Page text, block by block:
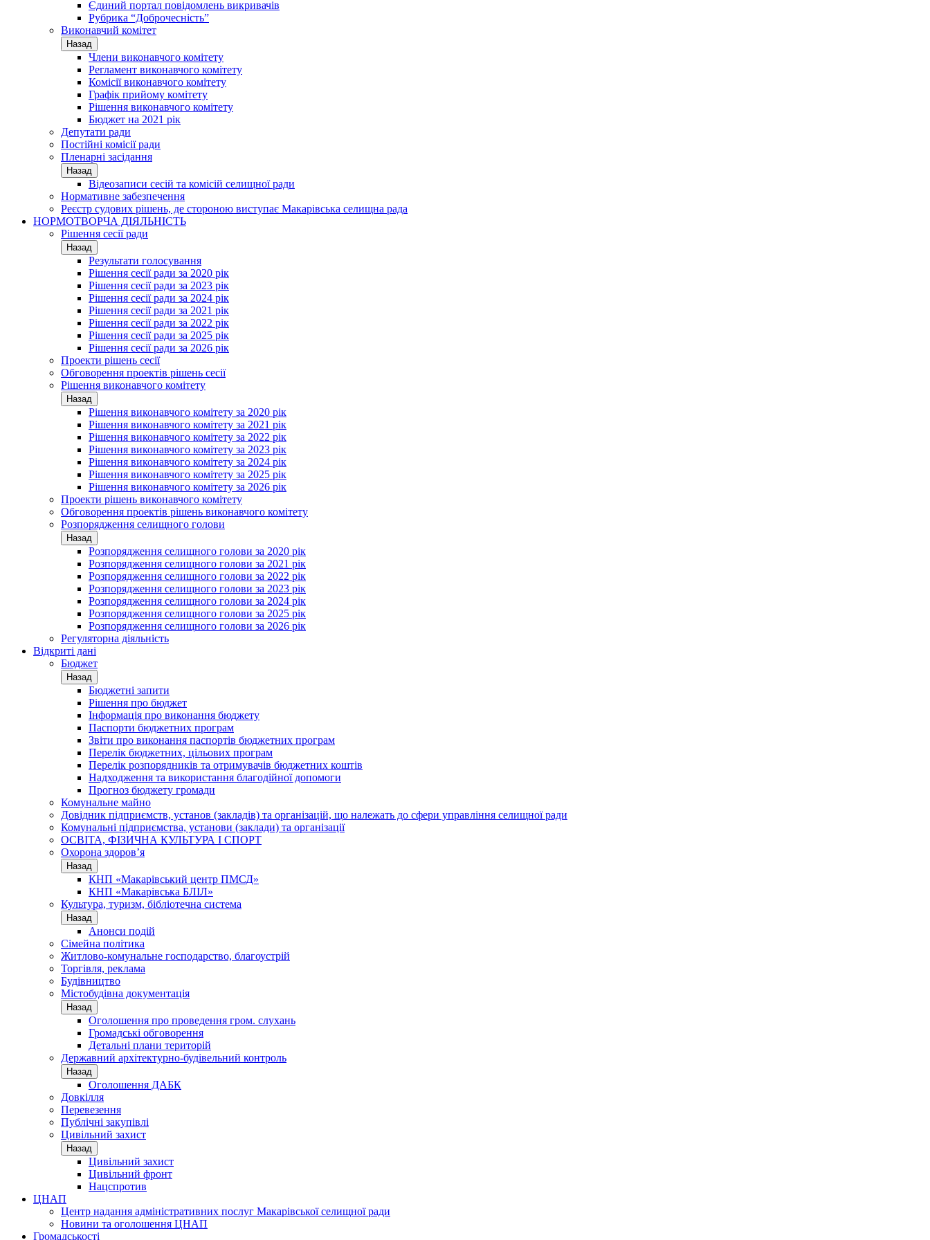
Єдиний портал повідомлень викривачів
Рубрика “Доброчесність”
Виконавчий комітет
Назад
Члени виконавчого комітету
Регламент виконавчого комітету
Комісії виконавчого комітету
Графік прийому комітету
Рішення виконавчого комітету
Бюджет на 2021 рік
Депутати ради
Постійні комісії ради
Пленарні засідання
Назад
Відеозаписи сесій та комісій селищної ради
Нормативне забезпечення
Реєстр судових рішень, де стороною виступає Макарівська селищна рада
НОРМОТВОРЧА ДІЯЛЬНІСТЬ
Рішення сесії ради
Назад
Результати голосування
Рішення сесії ради за 2020 рік
Рішення сесії ради за 2023 рік
Рішення сесії ради за 2024 рік
Рішення сесії ради за 2021 рік
Рішення сесії ради за 2022 рік
Рішення сесії ради за 2025 рік
Рішення сесії ради за 2026 рік
Проекти рішень сесії
Обговорення проектів рішень сесії
Рішення виконавчого комітету
Назад
Рішення виконавчого комітету за 2020 рік
Рішення виконавчого комітету за 2021 рік
Рішення виконавчого комітету за 2022 рік
Рішення виконавчого комітету за 2023 рік
Рішення виконавчого комітету за 2024 рік
Рішення виконавчого комітету за 2025 рік
Рішення виконавчого комітету за 2026 рік
Проекти рішень виконавчого комітету
Обговорення проектів рішень виконавчого комітету
Розпорядження селищного голови
Назад
Розпорядження селищного голови за 2020 рік
Розпорядження селищного голови за 2021 рік
Розпорядження селищного голови за 2022 рік
Розпорядження селищного голови за 2023 рік
Розпорядження селищного голови за 2024 рік
Розпорядження селищного голови за 2025 рік
Розпорядження селищного голови за 2026 рік
Регуляторна діяльність
Відкриті дані
Бюджет
Назад
Бюджетні запити
Рішення про бюджет
Інформація про виконання бюджету
Паспорти бюджетних програм
Звіти про виконання паспортів бюджетних програм
Перелік бюджетних, цільових програм
Перелік розпорядників та отримувачів бюджетних коштів
Надходження та використання благодійної допомоги
Прогноз бюджету громади
Комунальне майно
Довідник підприємств, установ (закладів) та організацій, що належать до сфери управління селищної ради
Комунальні підприємства, установи (заклади) та організації
ОСВІТА, ФІЗИЧНА КУЛЬТУРА І СПОРТ
Охорона здоров’я
Назад
КНП «Макарівський центр ПМСД»
КНП «Макарівська БЛІЛ»
Культура, туризм, бібліотечна система
Назад
Анонси подій
Сімейна політика
Житлово-комунальне господарство, благоустрій
Торгівля, реклама
Будівництво
Містобудівна документація
Назад
Оголошення про проведення гром. слухань
Громадські обговорення
Детальні плани територій
Державний архітектурно-будівельний контроль
Назад
Оголошення ДАБК
Довкілля
Перевезення
Публічні закупівлі
Цивільний захист
Назад
Цивільний захист
Цивільний фронт
Нацспротив
ЦНАП
Центр надання адміністративних послуг Макарівської селищної ради
Новини та оголошення ЦНАП
Громадськості